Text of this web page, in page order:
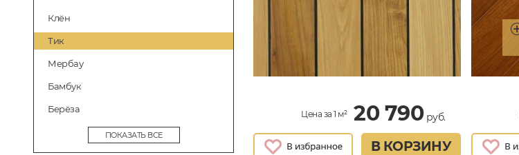
Клён
Тик
Мербау
Бамбук
Берёза
ПОКАЗАТЬ ВСЕ
Цена за 1 м² 20 790руб.
В КОРЗИНУ